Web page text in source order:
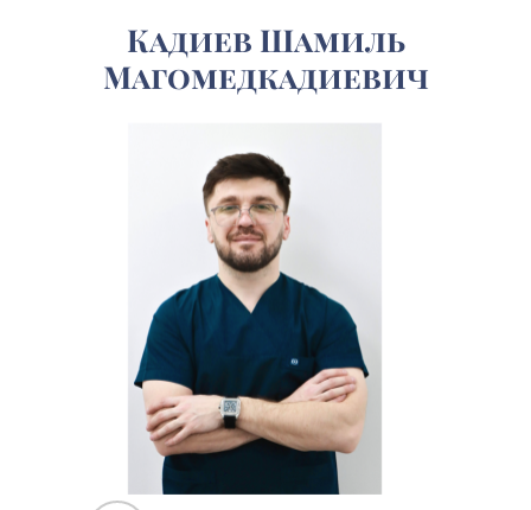
Кадиев Шамиль
Магомедкадиевич